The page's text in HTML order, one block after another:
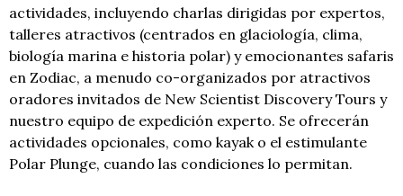
actividades, incluyendo charlas dirigidas por expertos,
talleres atractivos (centrados en glaciología, clima,
biología marina e historia polar) y emocionantes safaris
en Zodiac, a menudo co-organizados por atractivos
oradores invitados de New Scientist Discovery Tours y
nuestro equipo de expedición experto. Se ofrecerán
actividades opcionales, como kayak o el estimulante
Polar Plunge, cuando las condiciones lo permitan.